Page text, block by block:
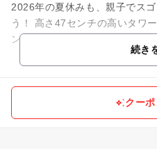
2026年の夏休みも、親子でス
う！ 高さ47センチの高いタワーの中を、エレベーターがグング
ン動く本格的な工作を一緒に作ります。 真っ白な
続き
クー